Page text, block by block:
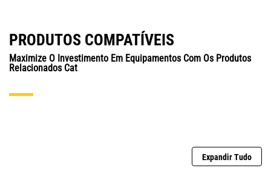
PRODUTOS COMPATÍVEIS
Maximize O Investimento Em Equipamentos Com Os Produtos
Relacionados Cat
Expandir Tudo